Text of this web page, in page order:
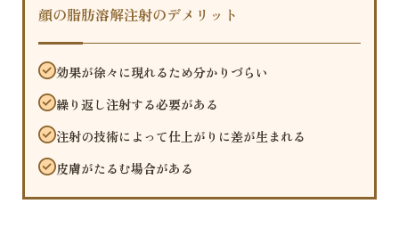
顔の脂肪溶解注射のデメリット
効果が徐々に現れるため分かりづらい
繰り返し注射する必要がある
注射の技術によって仕上がりに差が生まれる
皮膚がたるむ場合がある